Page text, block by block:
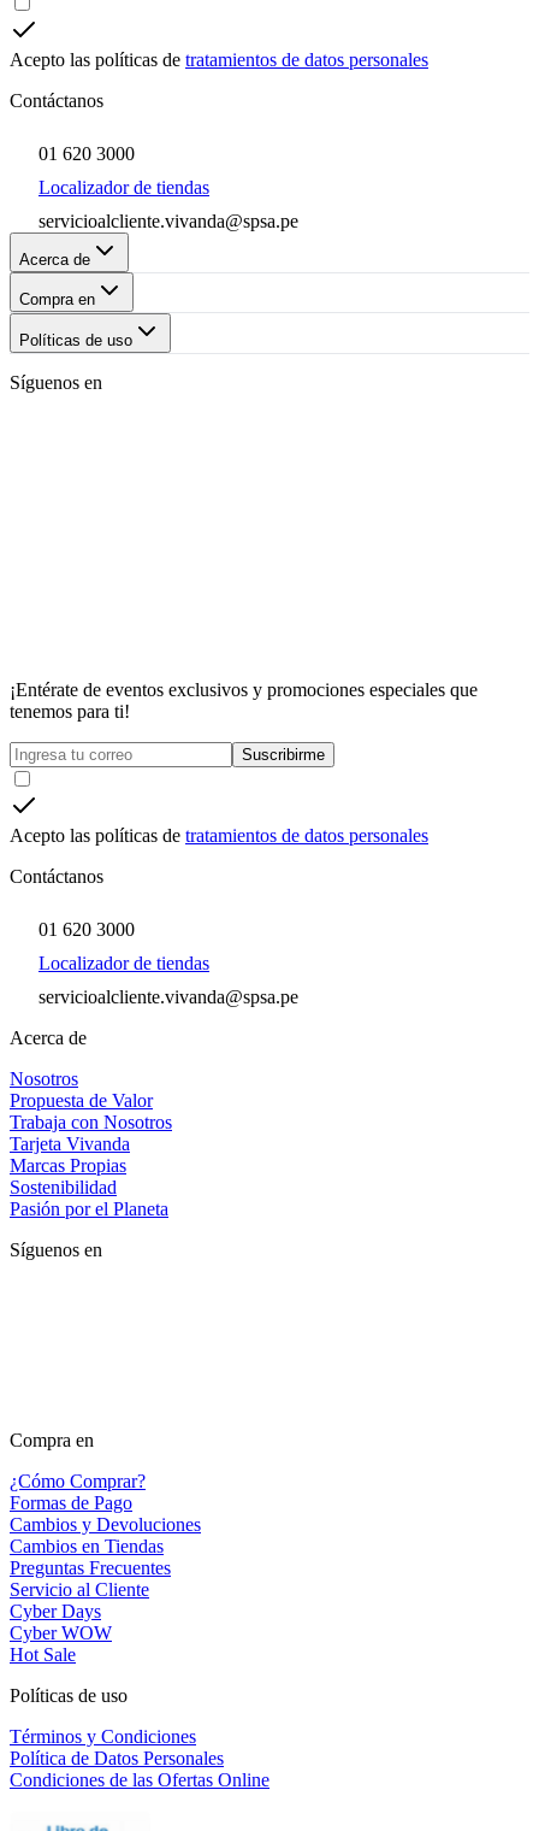
Acepto las políticas de tratamientos de datos personales
Contáctanos
01 620 3000
Localizador de tiendas
servicioalcliente.vivanda@spsa.pe
Acerca de
Compra en
Políticas de uso
Síguenos en
¡Entérate de eventos exclusivos y promociones especiales que
tenemos para ti!
Suscribirme
Acepto las políticas de tratamientos de datos personales
Contáctanos
01 620 3000
Localizador de tiendas
servicioalcliente.vivanda@spsa.pe
Acerca de
Nosotros
Propuesta de Valor
Trabaja con Nosotros
Tarjeta Vivanda
Marcas Propias
Sostenibilidad
Pasión por el Planeta
Síguenos en
Compra en
¿Cómo Comprar?
Formas de Pago
Cambios y Devoluciones
Cambios en Tiendas
Preguntas Frecuentes
Servicio al Cliente
Cyber Days
Cyber WOW
Hot Sale
Políticas de uso
Términos y Condiciones
Política de Datos Personales
Condiciones de las Ofertas Online